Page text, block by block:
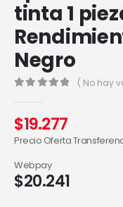
tinta 1
Negro
( No hay
$19.277
Precio Oferta
$20.241
Webpay